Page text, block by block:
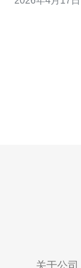
用？第一，关
关于公司